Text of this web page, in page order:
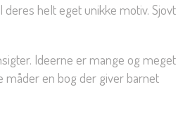
helt eget unikke motiv. Sjovt
Ideerne er mange og meget
måder en bog der giver barnet